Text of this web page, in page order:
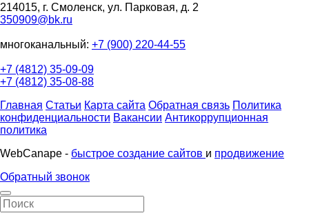
214015, г. Смоленск, ул. Парковая, д. 2
350909@bk.ru
многоканальный: +7 (900) 220-44-55
+7 (4812) 35-09-09
+7 (4812) 35-08-88
Главная Статьи Карта сайта Обратная связь Политика
конфиденциальности Вакансии Антикоррупционная
политика
WebCanape - быстрое создание сайтов и продвижение
Обратный звонок